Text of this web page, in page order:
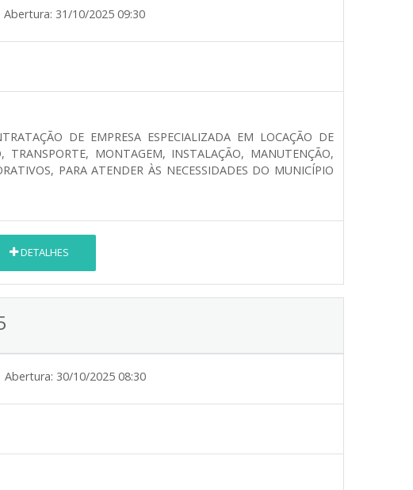
Abertura: 31/10/2025 09:30
DE EMPRESA ESPECIALIZADA EM LOCAÇÃO DE
TRANSPORTE, MONTAGEM, INSTALAÇÃO, MANUTENÇÃO,
PARA ATENDER ÀS NECESSIDADES DO MUNICÍPIO
DETALHES
Abertura: 30/10/2025 08:30